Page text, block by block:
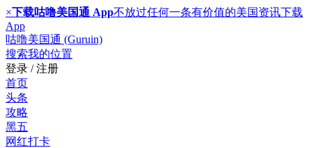
×下载咕噜美国通 App不放过任何一条有价值的美国资讯下载
App
咕噜美国通 (Guruin)
搜索我的位置
登录 / 注册
首页
头条
攻略
黑五
网红打卡